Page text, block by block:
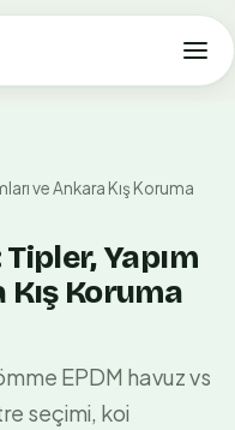
ve Ankara Kış Koruma
Yapım
Kış Koruma
EPDM havuz vs
seçimi, koi